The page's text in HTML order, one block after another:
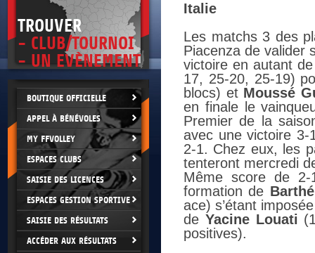
TROUVER
- CLUB/TOURNOI
- UN EVÈNEMENT
BOUTIQUE OFFICIELLE
APPEL À BÉNÉVOLES
MY FFVOLLEY
ESPACES CLUBS
SAISIE DES LICENCES
ESPACES GESTION SPORTIVE
SAISIE DES RÉSULTATS
ACCÉDER AUX RÉSULTATS
Italie
Les matchs 3 des
Piacenza de valider
victoire en autant
17, 25-20, 25-19)
blocs) et Moussé
en finale le
Premier de la
avec une victoire
2-1. Chez eux, les
tenteront mercredi
Même score de
formation de
ace) s’étant
de Yacine Louati
positives).